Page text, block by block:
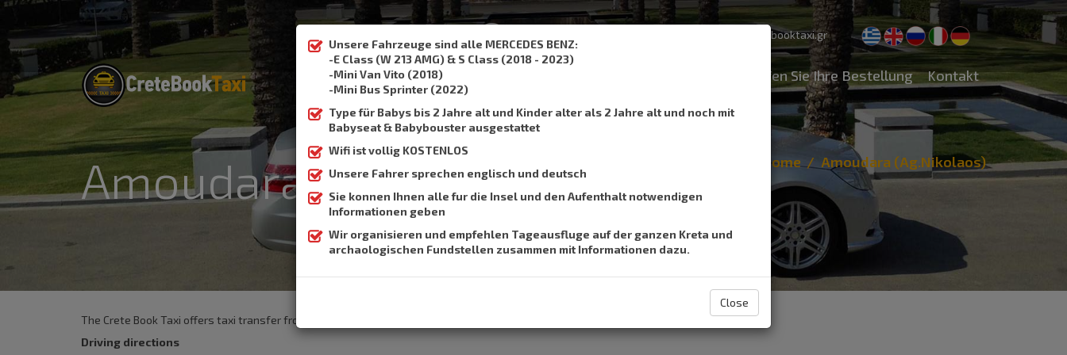
Unsere Fahrzeuge sind alle MERCEDES BENZ:
-E Class (W 213 AMG) & S Class (2018 - 2023)
-Mini Van Vito (2018)
-Mini Bus Sprinter (2022)
Type für Babys bis 2 Jahre alt und Kinder alter als 2 Jahre alt und noch mit
Babyseat & Babybouster ausgestattet
Wifi ist vollig KOSTENLOS
Unsere Fahrer sprechen englisch und deutsch
Sie konnen Ihnen alle fur die Insel und den Aufenthalt notwendigen
Informationen geben
Wir organisieren und empfehlen Tageausfluge auf der ganzen Kreta und
archaologischen Fundstellen zusammen mit Informationen dazu.
Close
support@cretebooktaxi.gr
Taxibuchung Überprüfen Sie Ihre Bestellung Kontakt
Amoudara (Ag.Nikolaos) Home Amoudara (Ag.Nikolaos)
The Crete Book Taxi offers taxi transfer from the airport of Heraklion to Amoudara (Ag.Nikolaos).
Driving directions